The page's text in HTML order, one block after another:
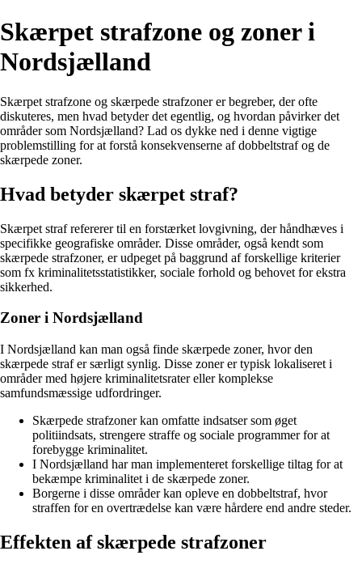
Skærpet strafzone og zoner i
Nordsjælland
Skærpet strafzone og skærpede strafzoner er begreber, der ofte
diskuteres, men hvad betyder det egentlig, og hvordan påvirker det
områder som Nordsjælland? Lad os dykke ned i denne vigtige
problemstilling for at forstå konsekvenserne af dobbeltstraf og de
skærpede zoner.
Hvad betyder skærpet straf?
Skærpet straf refererer til en forstærket lovgivning, der håndhæves i
specifikke geografiske områder. Disse områder, også kendt som
skærpede strafzoner, er udpeget på baggrund af forskellige kriterier
som fx kriminalitetsstatistikker, sociale forhold og behovet for ekstra
sikkerhed.
Zoner i Nordsjælland
I Nordsjælland kan man også finde skærpede zoner, hvor den
skærpede straf er særligt synlig. Disse zoner er typisk lokaliseret i
områder med højere kriminalitetsrater eller komplekse
samfundsmæssige udfordringer.
Skærpede strafzoner kan omfatte indsatser som øget
politiindsats, strengere straffe og sociale programmer for at
forebygge kriminalitet.
I Nordsjælland har man implementeret forskellige tiltag for at
bekæmpe kriminalitet i de skærpede zoner.
Borgerne i disse områder kan opleve en dobbeltstraf, hvor
straffen for en overtrædelse kan være hårdere end andre steder.
Effekten af skærpede strafzoner